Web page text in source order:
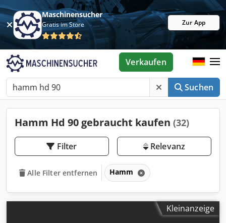
Maschinensucher
Gratis im Store Zur App
Suchen
Verkaufen
Hamm Hd 90 gebraucht kaufen (32)
Filter Relevanz
Alle Filter entfernen Hamm
Kleinanzeige